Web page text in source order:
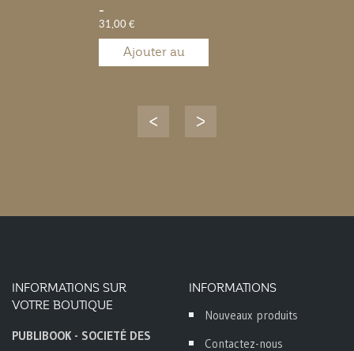
-
31,00 €
Ajouter au
INFORMATIONS SUR
VOTRE BOUTIQUE
PUBLIBOOK - SOCIETÉ DES
INFORMATIONS
Nouveaux produits
Contactez-nous